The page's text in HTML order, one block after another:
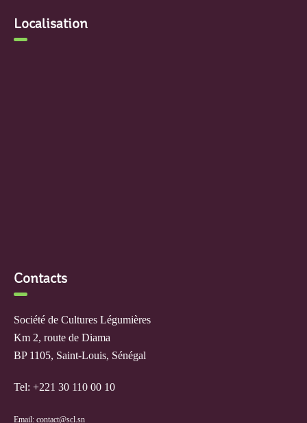
Localisation
Contacts
Société de Cultures Légumières
Km 2, route de Diama
BP 1105, Saint-Louis, Sénégal
Tel: +221 30 110 00 10
Email: contact@scl.sn